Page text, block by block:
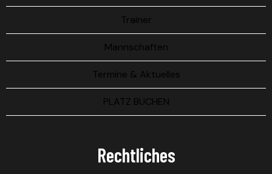
Trainer
Mannschaften
Termine & Aktuelles
PLATZ BUCHEN
Rechtliches